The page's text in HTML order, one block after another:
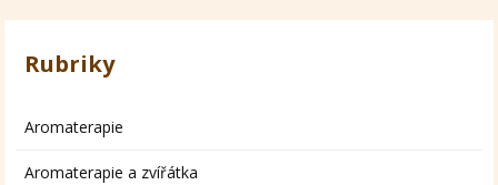
Rubriky
Aromaterapie
Aromaterapie a zvířátka